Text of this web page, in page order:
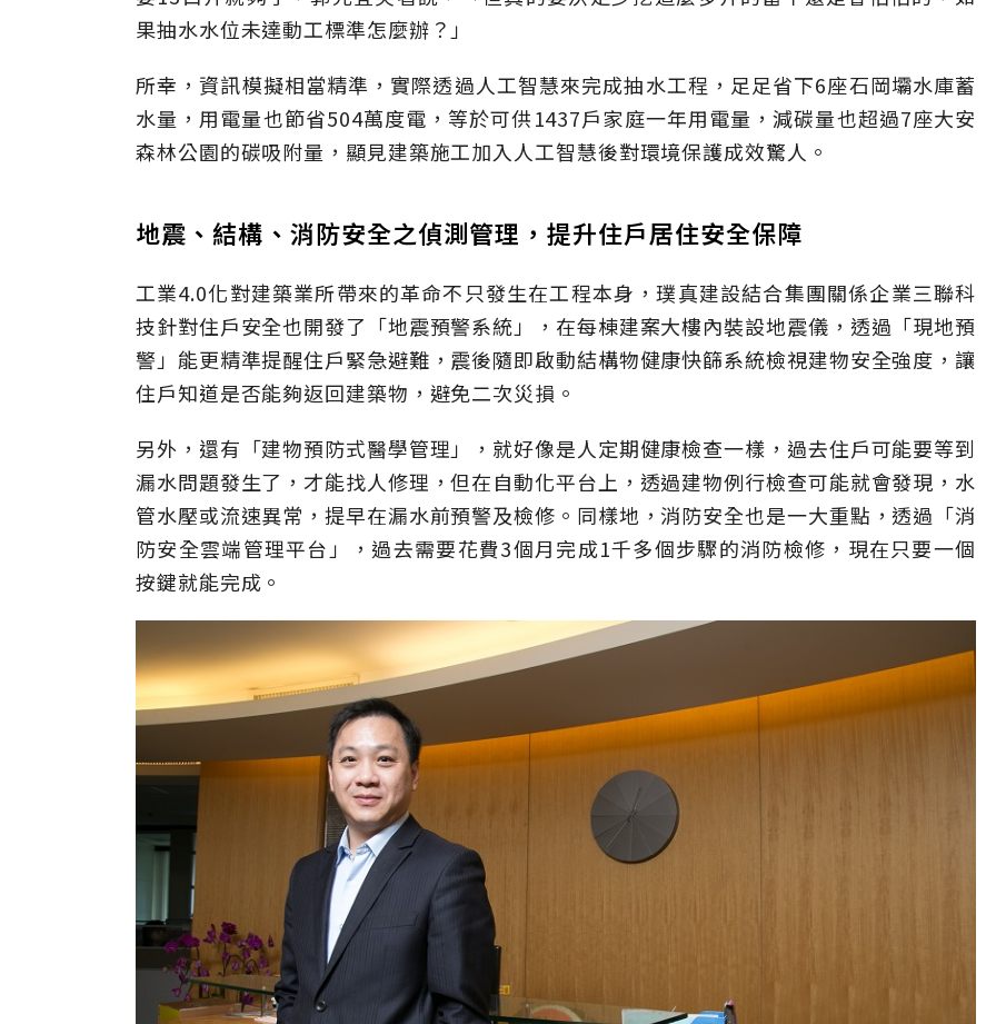
果抽水水位未達動工標準怎麼辦？」
所幸，資訊模擬相當精準，實際透過人工智慧來完成抽水工程，足足省下6座石岡壩水庫蓄
水量，用電量也節省504萬度電，等於可供1437戶家庭一年用電量，減碳量也超過7座大安
森林公園的碳吸附量，顯見建築施工加入人工智慧後對環境保護成效驚人。
地震、結構、消防安全之偵測管理，提升住戶居住安全保障
工業4.0化對建築業所帶來的革命不只發生在工程本身，璞真建設結合集團關係企業三聯科
技針對住戶安全也開發了「地震預警系統」，在每棟建案大樓內裝設地震儀，透過「現地預
警」能更精準提醒住戶緊急避難，震後隨即啟動結構物健康快篩系統檢視建物安全強度，讓
住戶知道是否能夠返回建築物，避免二次災損。
另外，還有「建物預防式醫學管理」，就好像是人定期健康檢查一樣，過去住戶可能要等到
漏水問題發生了，才能找人修理，但在自動化平台上，透過建物例行檢查可能就會發現，水
管水壓或流速異常，提早在漏水前預警及檢修。同樣地，消防安全也是一大重點，透過「消
防安全雲端管理平台」，過去需要花費3個月完成1千多個步驟的消防檢修，現在只要一個
按鍵就能完成。